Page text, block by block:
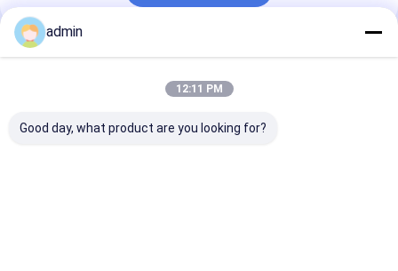
cirkelweefgetouwvervangstukken
Geteerd zeildoek die Machine maken
Onze Categorieën
admin
12:11 PM
Good day, what product are you looking for?